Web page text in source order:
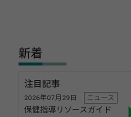
新着
注目記事
2026年07月29日 ニュース
保健指導リソースガイド